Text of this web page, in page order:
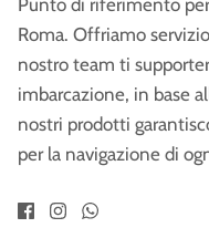
Roma. Offriamo
nostro team ti
imbarcazione, in base
nostri prodotti
per la navigazione di